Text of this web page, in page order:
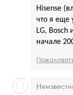
Hisense
что я еще
LG, Bosch
начале